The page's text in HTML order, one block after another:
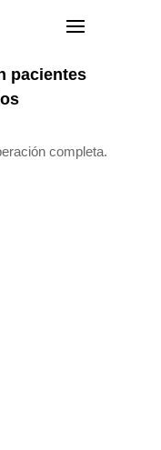
pacientes
completa.